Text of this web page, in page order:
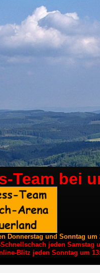
Team bei
Donnerstag und Sonntag um
Schnellschach jeden Samstag
Blitz jeden Sonntag um